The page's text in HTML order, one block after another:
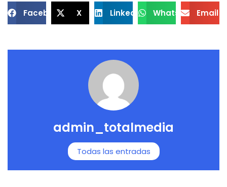
Facebook X LinkedIn WhatsApp Email
admin_totalmedia
Todas las entradas